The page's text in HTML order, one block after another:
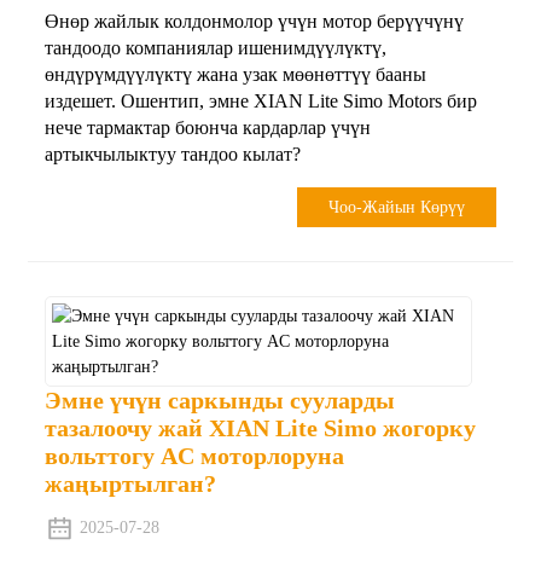
Өнөр жайлык колдонмолор үчүн мотор берүүчүнү
тандоодо компаниялар ишенимдүүлүктү,
өндүрүмдүүлүктү жана узак мөөнөттүү бааны
издешет. Ошентип, эмне XIAN Lite Simo Motors бир
нече тармактар ​​боюнча кардарлар үчүн
артыкчылыктуу тандоо кылат?
Чоо-Жайын Көрүү
Эмне үчүн саркынды сууларды
тазалоочу жай XIAN Lite Simo жогорку
вольттогу AC моторлоруна
жаңыртылган?
2025-07-28